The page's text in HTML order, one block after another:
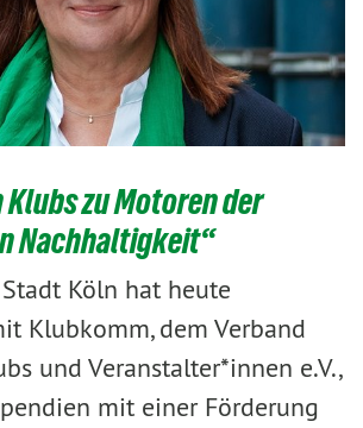
Klubs zu Motoren der
Nachhaltigkeit“
Köln hat heute
Klubkomm, dem Verband
und Veranstalter*innen e.V.,
mit einer Förderung